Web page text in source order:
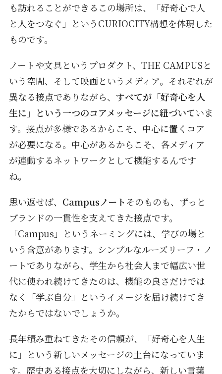
も訪れることができるこの場所は、「好奇心で人
と人をつなぐ」というCURIOCITY構想を体現した
ものです。
ノートや文具というプロダクト、THE CAMPUSと
いう空間、そして映画というメディア。それぞれが
異なる接点でありながら、 すべてが「好奇心を人
生に」という一つのコアメッセージに紐づいていま
す。接点が多様であるからこそ、中心に置くコア
が必要になる。中心があるからこそ、各メディア
が連動するネットワークとして機能するんです
ね。
思い返せば、 Campusノートそのものも、ずっと
ブランドの一貫性を支えてきた接点です。
「Campus」というネーミングには、学びの場と
いう含意があります。シンプルなルーズリーフ・ノ
ートでありながら、学生から社会人まで幅広い世
代に使われ続けてきたのは、機能の良さだけでは
なく「学ぶ自分」というイメージを届け続けてき
たからではないでしょうか。
長年積み重ねてきたその信頼が、「好奇心を人生
に」という新しいメッセージの土台になっていま
す。歴史ある接点を大切にしながら、新しい言葉